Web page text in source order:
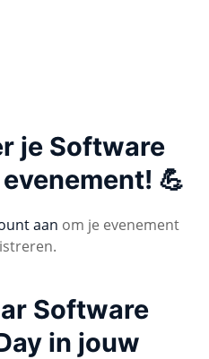
je Software
💪
aan om je evenement
Software
in jouw